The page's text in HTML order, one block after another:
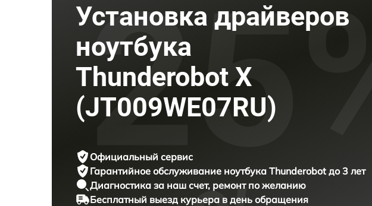
Установка драйверов
ноутбука
Thunderobot X
(JT009WE07RU)
Официальный сервис
Гарантийное обслуживание ноутбука Thunderobot до 3 лет
Диагностика за наш счет, ремонт по желанию
Бесплатный выезд курьера в день обращения